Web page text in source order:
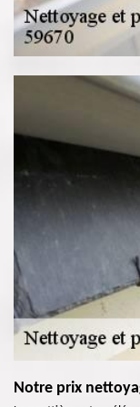
Notre prix